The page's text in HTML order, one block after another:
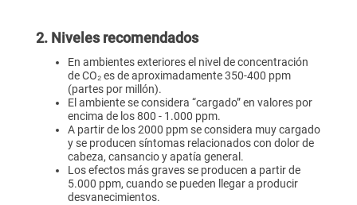
2. Niveles recomendados
En ambientes exteriores el nivel de concentración
de CO₂ es de aproximadamente 350-400 ppm
(partes por millón).
El ambiente se considera “cargado” en valores por
encima de los 800 - 1.000 ppm.
A partir de los 2000 ppm se considera muy cargado
y se producen síntomas relacionados con dolor de
cabeza, cansancio y apatía general.
Los efectos más graves se producen a partir de
5.000 ppm, cuando se pueden llegar a producir
desvanecimientos.